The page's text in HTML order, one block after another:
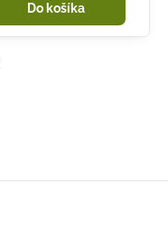
Do košíka